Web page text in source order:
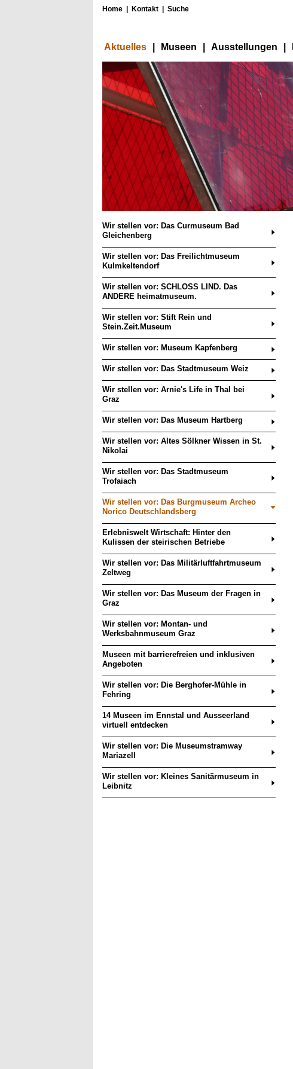
Home Kontakt Suche
Aktuelles Museen Ausstellungen
Wir stellen vor: Das Curmuseum Bad
Gleichenberg
Wir stellen vor: Das Freilichtmuseum
Kulmkeltendorf
Wir stellen vor: SCHLOSS LIND. Das
ANDERE heimatmuseum.
Wir stellen vor: Stift Rein und
Stein.Zeit.Museum
Wir stellen vor: Museum Kapfenberg
Wir stellen vor: Das Stadtmuseum Weiz
Wir stellen vor: Arnie's Life in Thal bei
Graz
Wir stellen vor: Das Museum Hartberg
Wir stellen vor: Altes Sölkner Wissen in St.
Nikolai
Wir stellen vor: Das Stadtmuseum
Trofaiach
Wir stellen vor: Das Burgmuseum Archeo
Norico Deutschlandsberg
Erlebniswelt Wirtschaft: Hinter den
Kulissen der steirischen Betriebe
Wir stellen vor: Das Militärluftfahrtmuseum
Zeltweg
Wir stellen vor: Das Museum der Fragen in
Graz
Wir stellen vor: Montan- und
Werksbahnmuseum Graz
Museen mit barrierefreien und inklusiven
Angeboten
Wir stellen vor: Die Berghofer-Mühle in
Fehring
14 Museen im Ennstal und Ausseerland
virtuell entdecken
Wir stellen vor: Die Museumstramway
Mariazell
Wir stellen vor: Kleines Sanitärmuseum in
Leibnitz